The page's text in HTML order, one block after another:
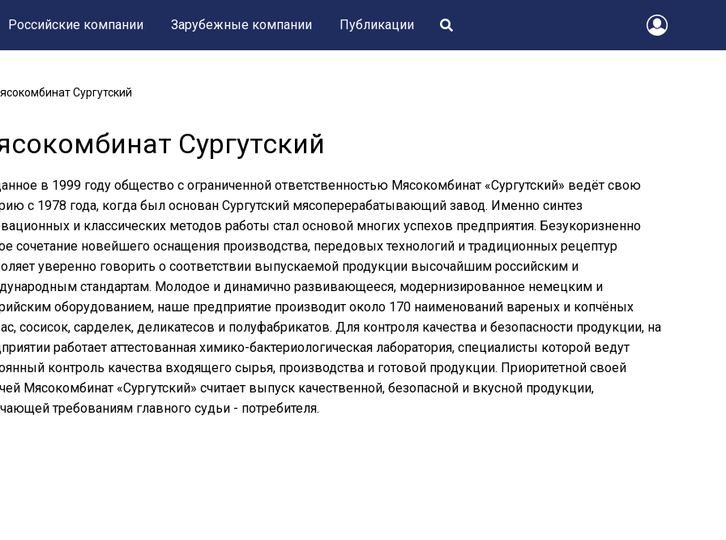
Российские компании Зарубежные компании Публикации
Сургутский
Сургутский
в 1999 году общество с ограниченной ответственностью Мясокомбинат «Сургутский» ведёт свою
с 1978 года, когда был основан Сургутский мясоперерабатывающий завод. Именно синтез
и классических методов работы стал основой многих успехов предприятия. Безукоризненно
сочетание новейшего оснащения производства, передовых технологий и традиционных рецептур
уверенно говорить о соответствии выпускаемой продукции высочайшим российским и
стандартам. Молодое и динамично развивающееся, модернизированное немецким и
оборудованием, наше предприятие производит около 170 наименований вареных и копчёных
сосисок, сарделек, деликатесов и полуфабрикатов. Для контроля качества и безопасности продукции, на
работает аттестованная химико-бактериологическая лаборатория, специалисты которой ведут
контроль качества входящего сырья, производства и готовой продукции. Приоритетной своей
Мясокомбинат «Сургутский» считает выпуск качественной, безопасной и вкусной продукции,
требованиям главного судьи - потребителя.